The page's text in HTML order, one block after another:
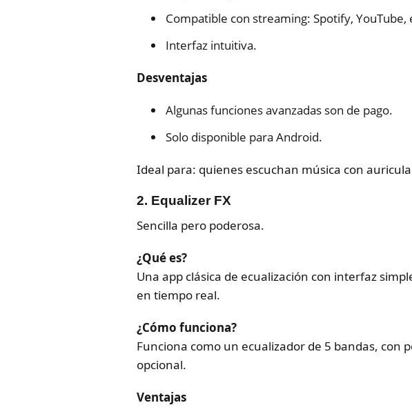
Compatible con streaming: Spotify, YouTube,
Interfaz intuitiva.
Desventajas
Algunas funciones avanzadas son de pago.
Solo disponible para Android.
Ideal para: quienes escuchan música con
2. Equalizer FX
Sencilla pero poderosa.
¿Qué es?
Una app clásica de ecualización con interfaz
en tiempo real.
¿Cómo funciona?
Funciona como un ecualizador de 5 bandas, con
opcional.
Ventajas